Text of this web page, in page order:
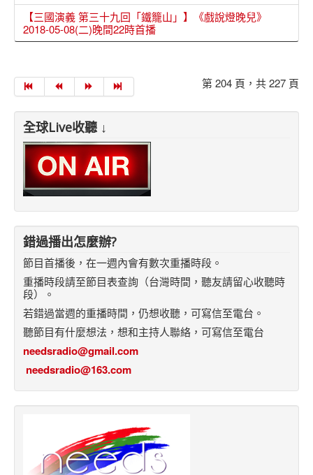
【三國演義 第三十九回「鐵籠山」】《戲說燈晚兒》
2018-05-08(二)晚間22時首播
第 204 頁，共 227 頁
全球Live收聽 ↓
錯過播出怎麼辦?
節目首播後，在一週內會有數次重播時段。
重播時段請至節目表查詢（台灣時間，聽友請留心收聽時
段）。
若錯過當週的重播時間，仍想收聽，可寫信至電台。
聽節目有什麼想法，想和主持人聯絡，可寫信至電台
needsradio@gmail.com
needsradio@163.com